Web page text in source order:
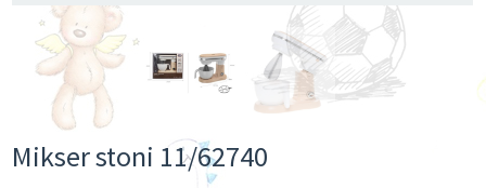
Mikser stoni 11/62740